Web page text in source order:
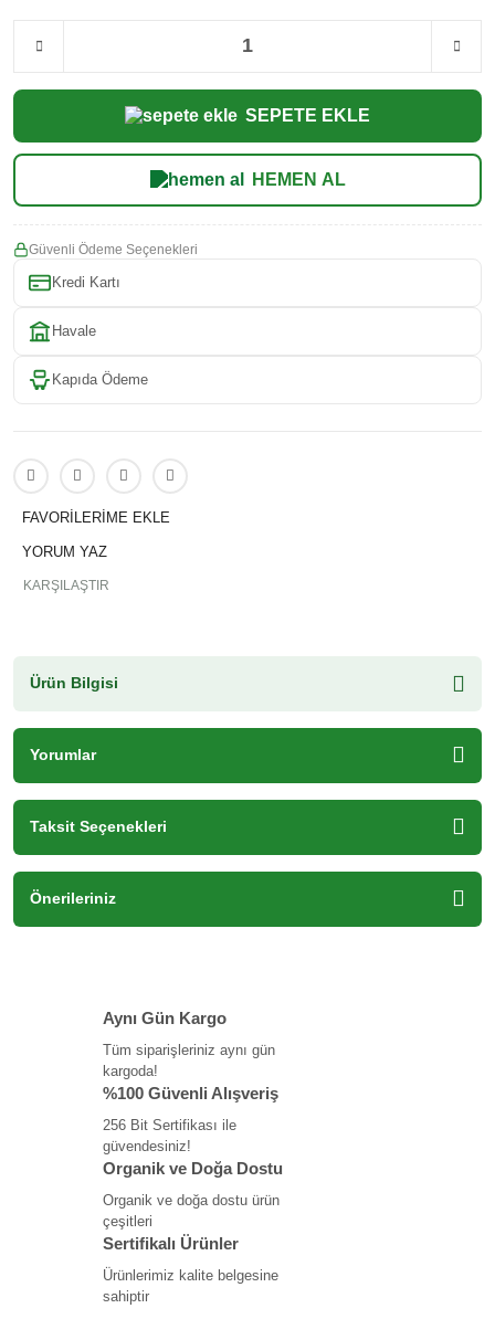
SEPETE EKLE
HEMEN AL
Güvenli Ödeme Seçenekleri
Kredi Kartı
Havale
Kapıda Ödeme
YORUM YAZ
KARŞILAŞTIR
Ürün Bilgisi
Yorumlar
Taksit Seçenekleri
Önerileriniz
Aynı Gün Kargo
Tüm siparişleriniz aynı gün
kargoda!
%100 Güvenli Alışveriş
256 Bit Sertifikası ile
güvendesiniz!
Organik ve Doğa Dostu
Organik ve doğa dostu ürün
çeşitleri
Sertifikalı Ürünler
Ürünlerimiz kalite belgesine
sahiptir